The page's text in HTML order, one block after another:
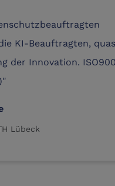
KI-Beauftragten,
der Innovation.
Lübeck